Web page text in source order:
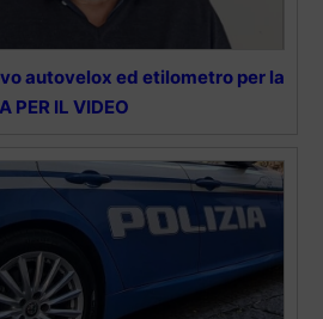
autovelox ed etilometro per la
PER IL VIDEO